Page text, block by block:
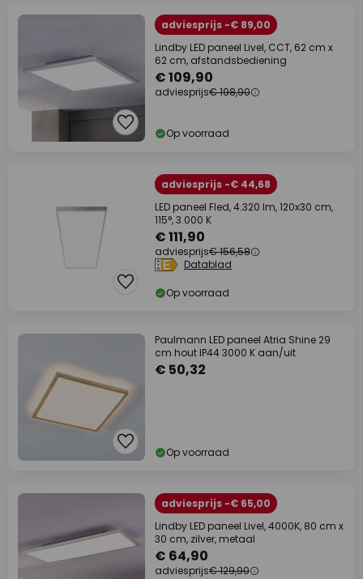
adviesprijs -€ 89,00
Lindby LED paneel Livel, CCT, 62 cm x
62 cm, afstandsbediening
€ 109,90
adviesprijs€ 198,90
Op voorraad
adviesprijs -€ 44,68
LED paneel Fled, 4.320 lm, 120x30 cm,
115°, 3.000 K
€ 111,90
adviesprijs€ 156,58
Datablad
Op voorraad
Paulmann LED paneel Atria Shine 29
cm hout IP44 3000 K aan/uit
€ 50,32
Op voorraad
adviesprijs -€ 65,00
Lindby LED paneel Livel, 4000K, 80 cm x
30 cm, zilver, metaal
€ 64,90
adviesprijs€ 129,90